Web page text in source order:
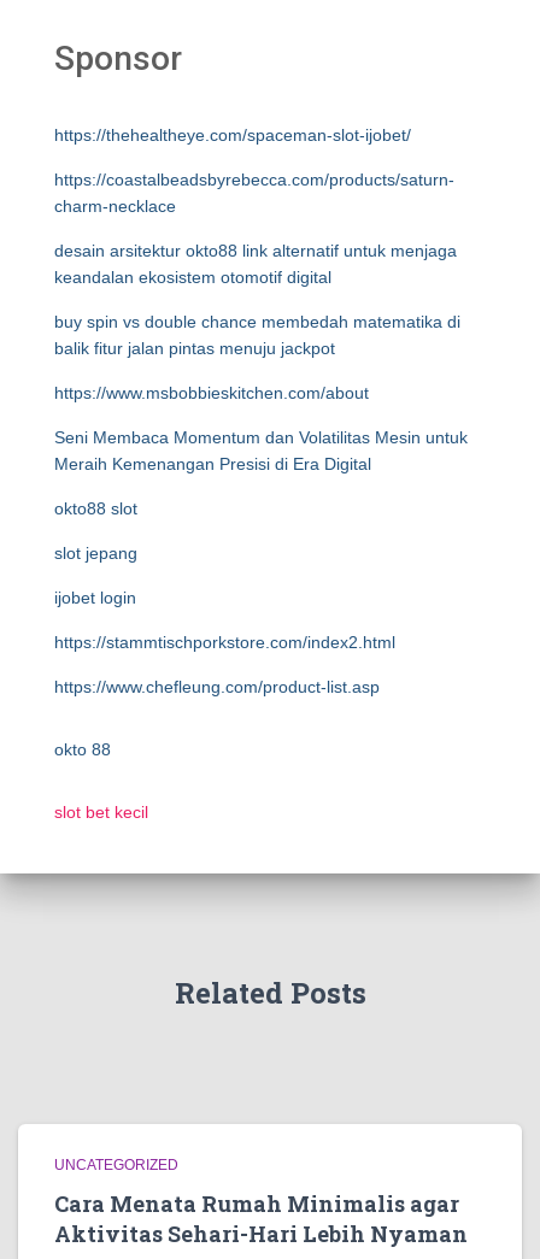
Sponsor
https://thehealtheye.com/spaceman-slot-ijobet/
https://coastalbeadsbyrebecca.com/products/saturn-
charm-necklace
desain arsitektur okto88 link alternatif untuk menjaga
keandalan ekosistem otomotif digital
buy spin vs double chance membedah matematika di
balik fitur jalan pintas menuju jackpot
https://www.msbobbieskitchen.com/about
Seni Membaca Momentum dan Volatilitas Mesin untuk
Meraih Kemenangan Presisi di Era Digital
okto88 slot
slot jepang
ijobet login
https://stammtischporkstore.com/index2.html
https://www.chefleung.com/product-list.asp
okto 88
slot bet kecil
Related Posts
UNCATEGORIZED
Cara Menata Rumah Minimalis agar
Aktivitas Sehari-Hari Lebih Nyaman